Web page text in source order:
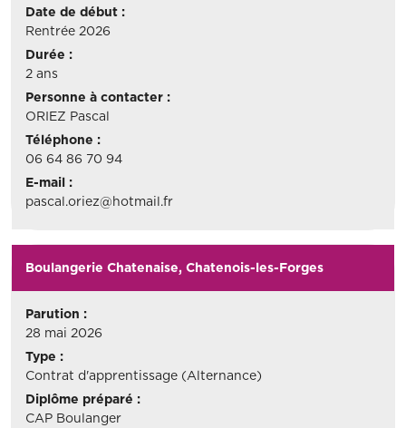
Date de début :
Rentrée 2026
Durée :
2 ans
Personne à contacter :
ORIEZ Pascal
Téléphone :
06 64 86 70 94
E-mail :
pascal.oriez@hotmail.fr
Boulangerie Chatenaise, Chatenois-les-Forges
Parution :
28 mai 2026
Type :
Contrat d'apprentissage (Alternance)
Diplôme préparé :
CAP Boulanger